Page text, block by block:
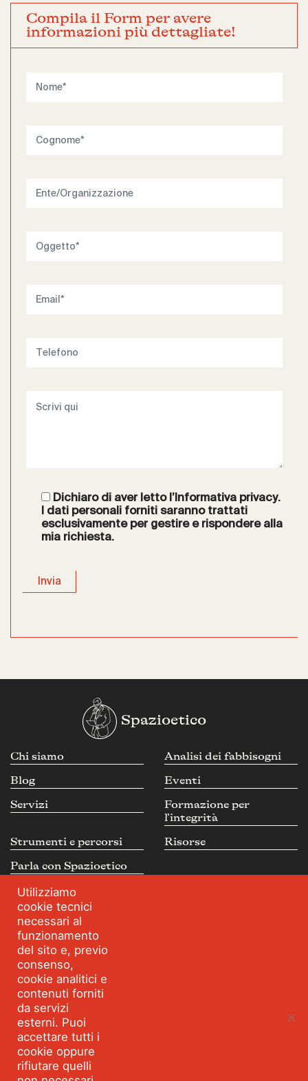
Compila il Form per avere
informazioni più dettagliate!
Dichiaro di aver letto l’Informativa privacy.
I dati personali forniti saranno trattati
esclusivamente per gestire e rispondere alla
mia richiesta.
Spazioetico
Chi siamo Analisi dei fabbisogni
Blog Eventi
Servizi
Formazione per
l’integrità
Strumenti e percorsi Risorse
Parla con Spazioetico
Seguici:
©2026 SPAZIOETICO ASSOCIAZIONE PROFESSIONALE - Tutti
i diritti riservati Partita IVA 10495360967 VIA MONTEGANI 1
Cookie policy
Utilizziamo
cookie tecnici
necessari al
funzionamento
del sito e, previo
consenso,
cookie analitici e
contenuti forniti
da servizi
esterni. Puoi
accettare tutti i
cookie oppure
rifiutare quelli